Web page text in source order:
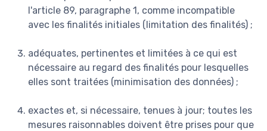
l'article 89, paragraphe 1, comme incompatible
avec les finalités initiales (limitation des finalités) ;
adéquates, pertinentes et limitées à ce qui est
nécessaire au regard des finalités pour lesquelles
elles sont traitées (minimisation des données) ;
exactes et, si nécessaire, tenues à jour; toutes les
mesures raisonnables doivent être prises pour que